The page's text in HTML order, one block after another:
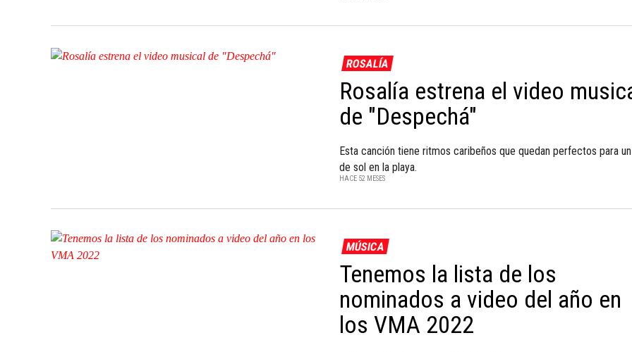
ROSALÍA
Rosalía estrena el video
de "Despechá"
Esta canción tiene ritmos caribeños que quedan perfectos para
de sol en la playa.
HACE 52 MESES
MÚSICA
Tenemos la lista de los
nominados a video del año en
los VMA 2022